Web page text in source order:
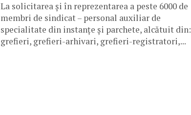
La solicitarea și în reprezentarea a peste 6000 de
membri de sindicat – personal auxiliar de
specialitate din instanțe și parchete, alcătuit din:
grefieri, grefieri-arhivari, grefieri-registratori,...